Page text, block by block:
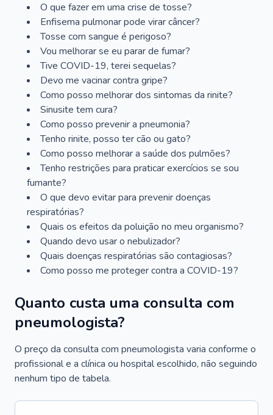
O que fazer em uma crise de tosse?
Enfisema pulmonar pode virar câncer?
Tosse com sangue é perigoso?
Vou melhorar se eu parar de fumar?
Tive COVID-19, terei sequelas?
Devo me vacinar contra gripe?
Como posso melhorar dos sintomas da rinite?
Sinusite tem cura?
Como posso prevenir a pneumonia?
Tenho rinite, posso ter cão ou gato?
Como posso melhorar a saúde dos pulmões?
Tenho restrições para praticar exercícios se sou
fumante?
O que devo evitar para prevenir doenças
respiratórias?
Quais os efeitos da poluição no meu organismo?
Quando devo usar o nebulizador?
Quais doenças respiratórias são contagiosas?
Como posso me proteger contra a COVID-19?
Quanto custa uma consulta com
pneumologista?
O preço da consulta com pneumologista varia conforme o
profissional e a clínica ou hospital escolhido, não seguindo
nenhum tipo de tabela.